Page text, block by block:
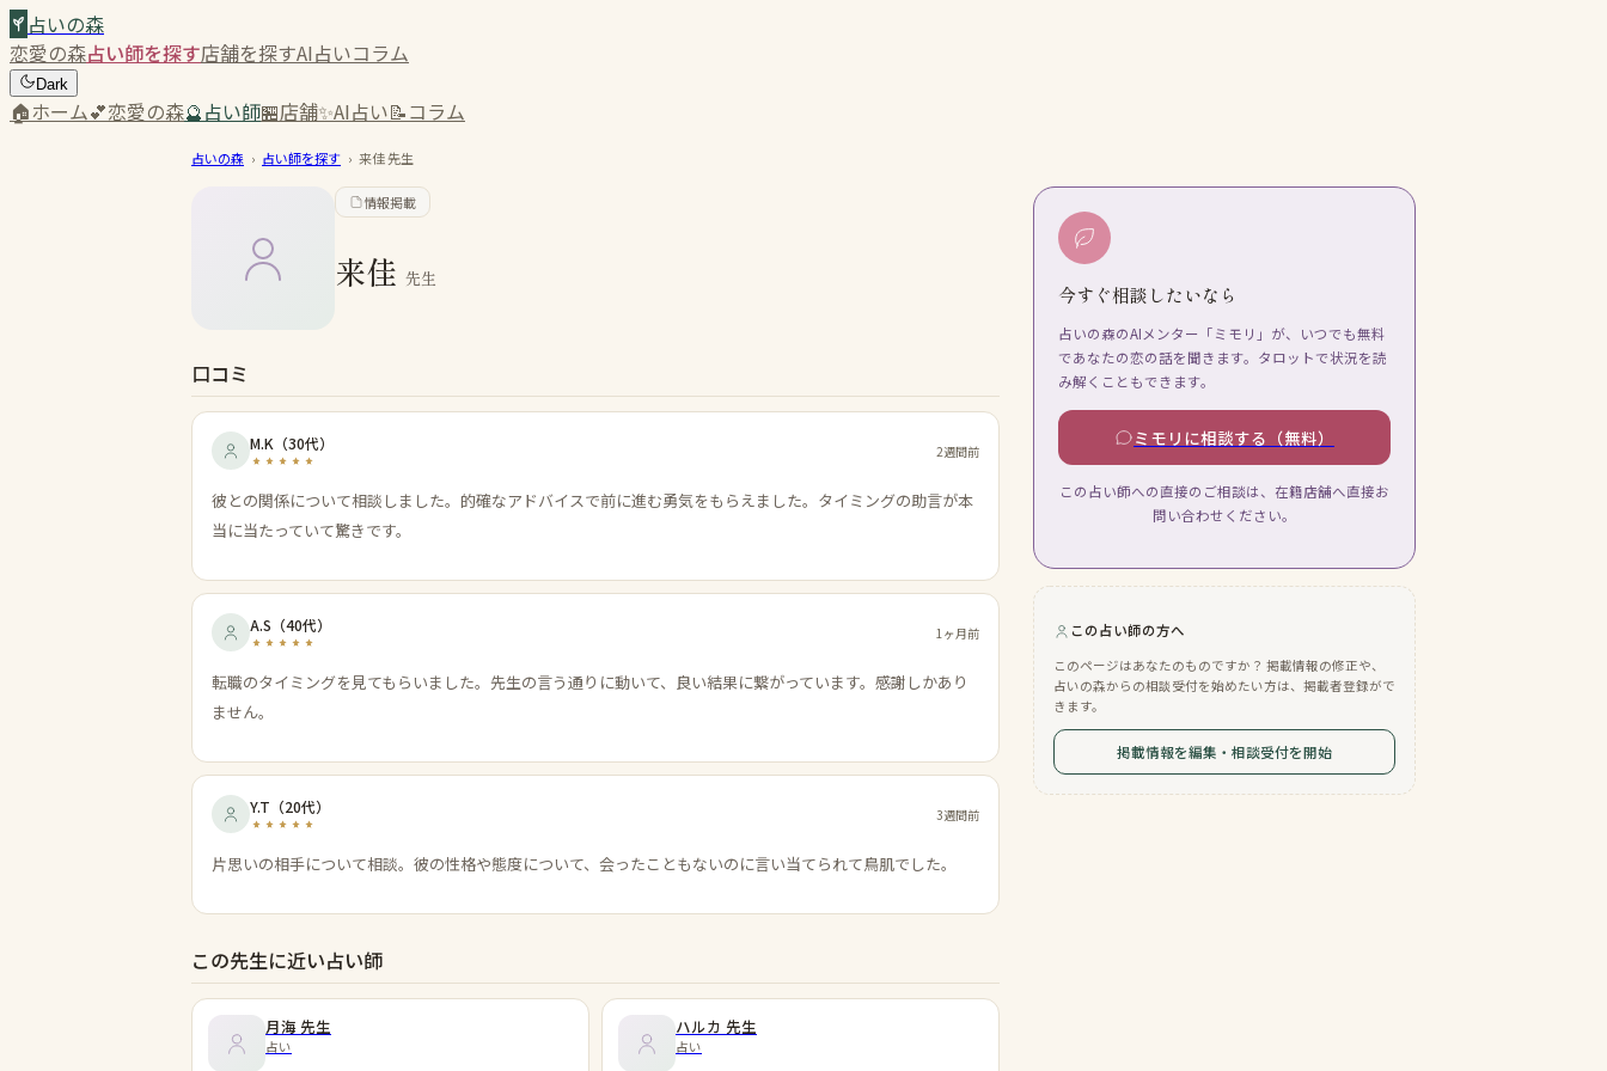
占いの森
恋愛の森占い師を探す店舗を探すAI占いコラム
Dark
🏠ホーム💕恋愛の森🔮占い師🏪店舗✨AI占い📝コラム
占いの森 › 占い師を探す › 来佳先生
情報掲載
来佳 先生
口コミ
M.K （30代） 2週間前
彼との関係について相談しました。的確なアドバイスで前に進む勇気をもらえました。タイミングの助言が本
当に当たっていて驚きです。
A.S （40代） 1ヶ月前
転職のタイミングを見てもらいました。先生の言う通りに動いて、良い結果に繋がっています。感謝しかあり
ません。
Y.T （20代） 3週間前
片思いの相手について相談。彼の性格や態度について、会ったこともないのに言い当てられて鳥肌でした。
この先生に近い占い師
月海 先生
占い
ハルカ 先生
占い
今すぐ相談したいなら
占いの森のAIメンター「ミモリ」が、いつでも無料
であなたの恋の話を聞きます。タロットで状況を読
み解くこともできます。
ミモリに相談する（無料）
この占い師への直接のご相談は、在籍店舗へ直接お
問い合わせください。
この占い師の方へ
このページはあなたのものですか？ 掲載情報の修正や、
占いの森からの相談受付を始めたい方は、掲載者登録がで
きます。
掲載情報を編集・相談受付を開始